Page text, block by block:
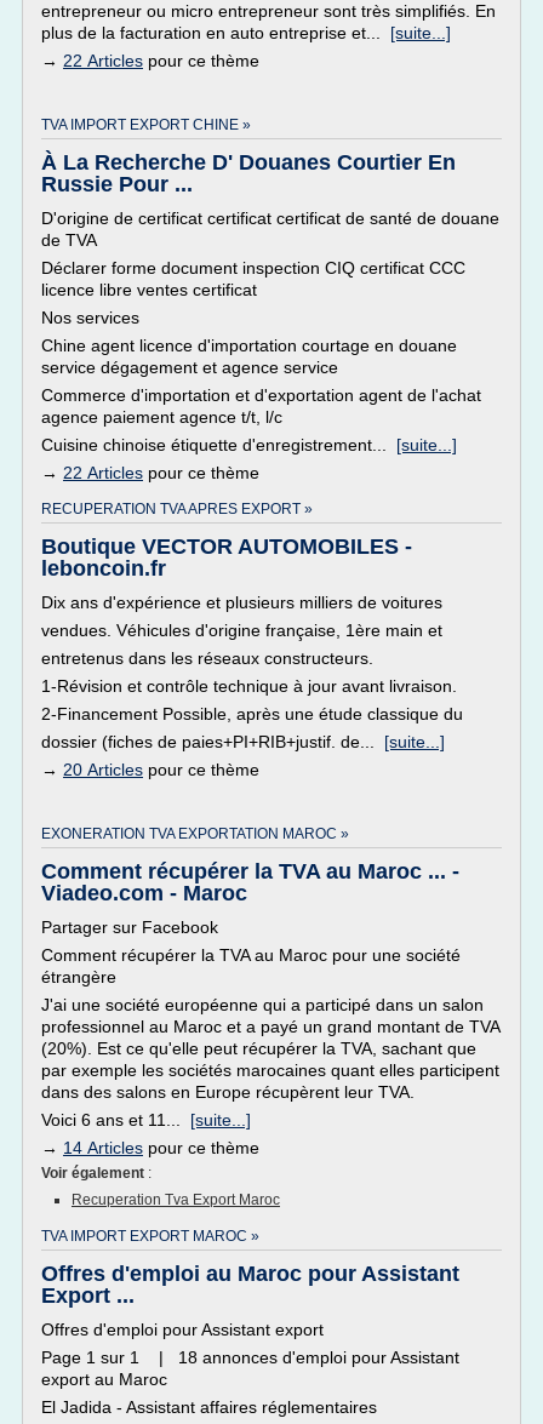
entrepreneur ou micro entrepreneur sont très simplifiés. En
plus de la facturation en auto entreprise et... [suite...]
→ 22 Articles pour ce thème
TVA IMPORT EXPORT CHINE »
À La Recherche D' Douanes Courtier En
Russie Pour ...
D'origine de certificat certificat certificat de santé de douane
de TVA
Déclarer forme document inspection CIQ certificat CCC
licence libre ventes certificat
Nos services
Chine agent licence d'importation courtage en douane
service dégagement et agence service
Commerce d'importation et d'exportation agent de l'achat
agence paiement agence t/t, l/c
Cuisine chinoise étiquette d'enregistrement... [suite...]
→ 22 Articles pour ce thème
RECUPERATION TVA APRES EXPORT »
Boutique VECTOR AUTOMOBILES -
leboncoin.fr
Dix ans d'expérience et plusieurs milliers de voitures
vendues. Véhicules d'origine française, 1ère main et
entretenus dans les réseaux constructeurs.
1-Révision et contrôle technique à jour avant livraison.
2-Financement Possible, après une étude classique du
dossier (fiches de paies+PI+RIB+justif. de... [suite...]
→ 20 Articles pour ce thème
EXONERATION TVA EXPORTATION MAROC »
Comment récupérer la TVA au Maroc ... -
Viadeo.com - Maroc
Partager sur Facebook
Comment récupérer la TVA au Maroc pour une société
étrangère
J'ai une société européenne qui a participé dans un salon
professionnel au Maroc et a payé un grand montant de TVA
(20%). Est ce qu'elle peut récupérer la TVA, sachant que
par exemple les sociétés marocaines quant elles participent
dans des salons en Europe récupèrent leur TVA.
Voici 6 ans et 11... [suite...]
→ 14 Articles pour ce thème
Voir également :
Recuperation Tva Export Maroc
TVA IMPORT EXPORT MAROC »
Offres d'emploi au Maroc pour Assistant
Export ...
Offres d'emploi pour Assistant export
Page 1 sur 1 | 18 annonces d'emploi pour Assistant
export au Maroc
El Jadida - Assistant affaires réglementaires